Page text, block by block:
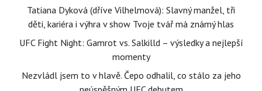
Tatiana Dyková (dříve Vilhelmová): Slavný manžel, tři
děti, kariéra i výhra v show Tvoje tvář má známý hlas
UFC Fight Night: Gamrot vs. Salkilld – výsledky a nejlepší
momenty
Nezvládl jsem to v hlavě. Čepo odhalil, co stálo za jeho